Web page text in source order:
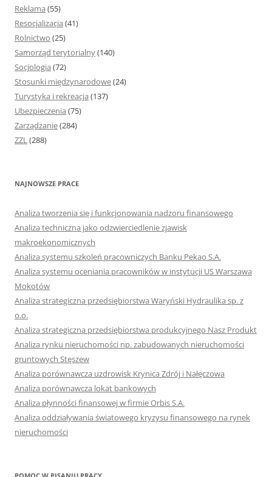
Reklama (55)
Resocjalizacja (41)
Rolnictwo (25)
Samorząd terytorialny(140)
Socjologia (72)
Stosunki międzynarodowe(24)
Turystyka i rekreacja (137)
Ubezpieczenia (75)
Zarządzanie(284)
ZZL(288)
NAJNOWSZE PRACE
Analiza tworzenia się i funkcjonowania nadzoru finansowego
Analiza techniczna jako odzwierciedlenie zjawisk
makroekonomicznych
Analiza systemu szkoleń pracowniczych Banku Pekao S.A.
Analiza systemu oceniania pracowników w instytucji US Warszawa
Mokotów
Analiza strategiczna przedsiębiorstwa Waryński Hydraulika sp. z
o.o.
Analiza strategiczna przedsiębiorstwa produkcyjnego Nasz Produkt
Analiza rynku nieruchomości np. zabudowanych nieruchomości
gruntowych Stęszew
Analiza porównawcza uzdrowisk Krynica Zdrój i Nałęczowa
Analiza porównawcza lokat bankowych
Analiza płynności finansowej w firmie Orbis S.A.
Analiza oddziaływania światowego kryzysu finansowego na rynek
nieruchomości